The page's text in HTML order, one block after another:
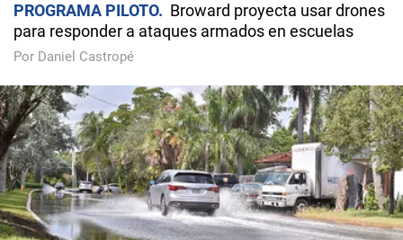
PROGRAMA PILOTO
Broward proyecta usar drones
para responder a ataques armados en escuelas
Por Daniel Castropé